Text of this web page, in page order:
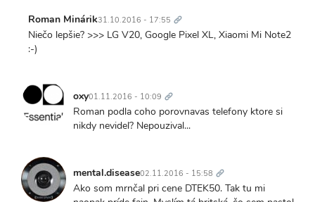
Roman Minárik31.10.2016 - 17:55 odkaz
Niečo lepšie? >>> LG V20, Google Pixel XL, Xiaomi Mi Note2
:-)
oxy01.11.2016 - 10:09 odkaz
Roman podla coho porovnavas telefony ktore si
nikdy nevidel? Nepouzival...
mental.disease02.11.2016 - 15:58 odkaz
Ako som mrnčal pri cene DTEK50. Tak tu mi